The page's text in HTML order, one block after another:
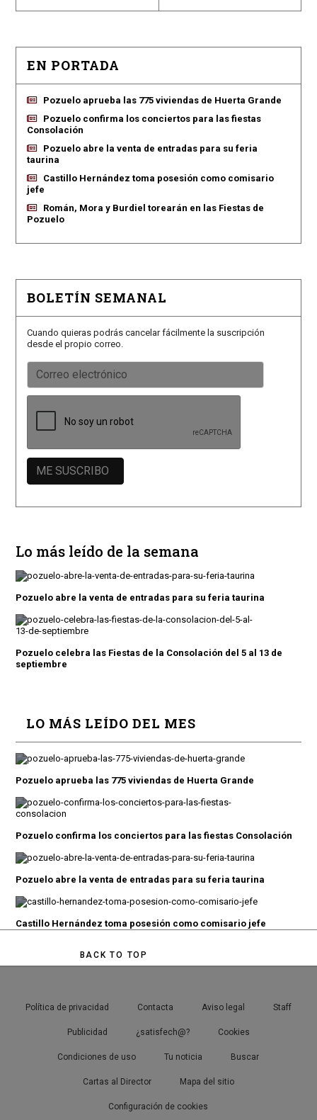
EN PORTADA
Pozuelo aprueba las 775 viviendas de Huerta Grande
Pozuelo confirma los conciertos para las fiestas
Consolación
Pozuelo abre la venta de entradas para su feria
taurina
Castillo Hernández toma posesión como comisario
jefe
Román, Mora y Burdiel torearán en las Fiestas de
Pozuelo
BOLETÍN SEMANAL
Cuando quieras podrás cancelar fácilmente la suscripción
desde el propio correo.
Lo más leído de la semana
Pozuelo abre la venta de entradas para su feria taurina
Pozuelo celebra las Fiestas de la Consolación del 5 al 13 de
septiembre
LO MÁS LEÍDO DEL MES
Pozuelo aprueba las 775 viviendas de Huerta Grande
Pozuelo confirma los conciertos para las fiestas Consolación
Pozuelo abre la venta de entradas para su feria taurina
Castillo Hernández toma posesión como comisario jefe
BACK TO TOP
Política de privacidad Contacta Aviso legal Staff
Publicidad ¿satisfech@? Cookies
Condiciones de uso Tu noticia Buscar
Cartas al Director Mapa del sitio
Configuración de cookies